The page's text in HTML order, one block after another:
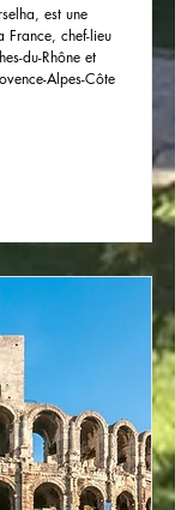
est une
France, chef-lieu
du-Rhône et
Alpes-Côte